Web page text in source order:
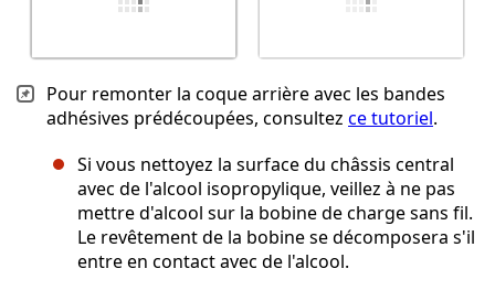
Pour remonter la coque arrière avec les bandes
adhésives prédécoupées, consultez ce tutoriel.
Si vous nettoyez la surface du châssis central
avec de l'alcool isopropylique, veillez à ne pas
mettre d'alcool sur la bobine de charge sans fil.
Le revêtement de la bobine se décomposera s'il
entre en contact avec de l'alcool.